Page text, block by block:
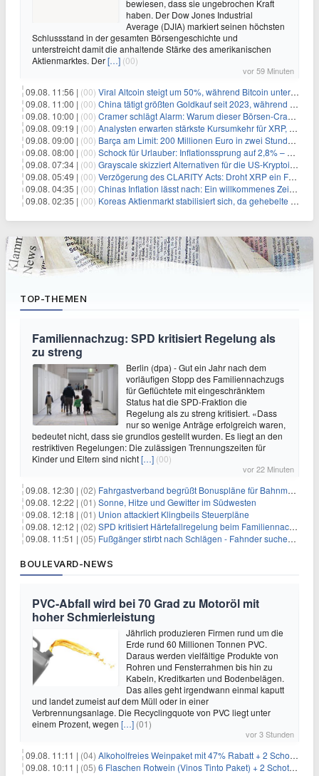
bewiesen, dass sie ungebrochen Kraft
haben. Der Dow Jones Industrial
Average (DJIA) markiert seinen höchsten
Schlussstand in der gesamten Börsengeschichte und
unterstreicht damit die anhaltende Stärke des amerikanischen
Aktienmarktes. Der[…] (00)
vor 59 Minuten
09.08. 11:56 | (00) Viral Altcoin steigt um 50%, während Bitcoin unter $65.000 fällt
09.08. 11:00 | (00) China tätigt größten Goldkauf seit 2023, während Goldpreis um 8% steigt
09.08. 10:00 | (00) Cramer schlägt Alarm: Warum dieser Börsen-Crash die beste Einstiegschance seit Monaten ist
09.08. 09:19 | (00) Analysten erwarten stärkste Kursumkehr für XRP, während Polymarket skeptisch bleibt
09.08. 09:00 | (00) Barça am Limit: 200 Millionen Euro in zwei Stunden – warum dieser Schuldentrip hochgefährlich wird
09.08. 08:00 | (00) Schock für Urlauber: Inflationssprung auf 2,8% – Diese Preise explodieren jetzt
09.08. 07:34 | (00) Grayscale skizziert Alternativen für die US-Kryptoindustrie ohne CLARITY Act
09.08. 05:49 | (00) Verzögerung des CLARITY Acts: Droht XRP ein Fall unter die $1-Marke?
09.08. 04:35 | (00) Chinas Inflation lässt nach: Ein willkommenes Zeichen für Investoren angesichts der Folgen des Öl-Schocks
09.08. 02:35 | (00) Koreas Aktienmarkt stabilisiert sich, da gehebelte Positionen abgebaut werden
TOP-THEMEN
Familiennachzug: SPD kritisiert Regelung als
zu streng
Berlin (dpa) - Gut ein Jahr nach dem
vorläufigen Stopp des Familiennachzugs
für Geflüchtete mit eingeschränktem
Status hat die SPD-Fraktion die
Regelung als zu streng kritisiert. «Dass
nur so wenige Anträge erfolgreich waren,
bedeutet nicht, dass sie grundlos gestellt wurden. Es liegt an den
restriktiven Regelungen: Die zulässigen Trennungszeiten für
Kinder und Eltern sind nicht[…] (00)
vor 22 Minuten
09.08. 12:30 | (02) Fahrgastverband begrüßt Bonuspläne für Bahnmanager
09.08. 12:22 | (01) Sonne, Hitze und Gewitter im Südwesten
09.08. 12:18 | (01) Union attackiert Klingbeils Steuerpläne
09.08. 12:12 | (02) SPD kritisiert Härtefallregelung beim Familiennachzug als zu streng
09.08. 11:51 | (05) Fußgänger stirbt nach Schlägen - Fahnder suchen Autofahrer
BOULEVARD-NEWS
PVC-Abfall wird bei 70 Grad zu Motoröl mit
hoher Schmierleistung
Jährlich produzieren Firmen rund um die
Erde rund 60 Millionen Tonnen PVC.
Daraus werden vielfältige Produkte von
Rohren und Fensterrahmen bis hin zu
Kabeln, Kreditkarten und Bodenbelägen.
Das alles geht irgendwann einmal kaputt
und landet zumeist auf dem Müll oder in einer
Verbrennungsanlage. Die Recyclingquote von PVC liegt unter
einem Prozent, wegen […] (01)
vor 3 Stunden
09.08. 11:11 | (04) Alkoholfreies Weinpaket mit 47% Rabatt + 2 Schott Zwiesel Gläser GRATIS für 29,99€
09.08. 10:11 | (05) 6 Flaschen Rotwein (Vinos Tinto Paket) + 2 Schott Zwiesel Gläser für 25,99€ inkl. Versand